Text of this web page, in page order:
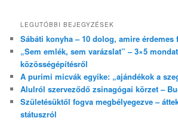
LEGUTÓBBI BEJEGYZÉSEK
Sábáti konyha – 10 dolog, amire érdemes
„Sem emlék, sem varázslat” – 3×5
közösségépítésről
A purimi micvák egyike: „ajándékok a
Alulról szerveződő zsinagógai körzet –
Születésüktől fogva megbélyegezve –
státuszról